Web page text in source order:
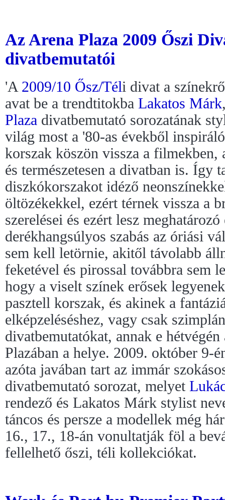
Az Arena Plaza 2009 Őszi
divatbemutatói
'A 2009/10 Ősz/Téli divat a
avat be a trendtitokba Lakatos Márk
Plaza divatbemutató sorozatának
világ most a '80-as évekből
korszak köszön vissza a filmekben,
és természetesen a divatban is. Így
diszkókorszakot idéző
öltözékekkel, ezért térnek vissza a
szerelései és ezért lesz
derékhangsúlyos szabás az óriási
sem kell letörnie, akitől távolabb
feketével és pirossal továbbra sem
hogy a viselt színek erősek
pasztell korszak, és akinek a
elképzeléséshez, vagy csak
divatbemutatókat, annak e
Plazában a helye. 2009. október 9-
azóta javában tart az immár
divatbemutató sorozat, melyet
rendező és Lakatos Márk stylist
táncos és persze a modellek még
16., 17., 18-án vonultatják föl a
fellelhető őszi, téli kollekciókat.